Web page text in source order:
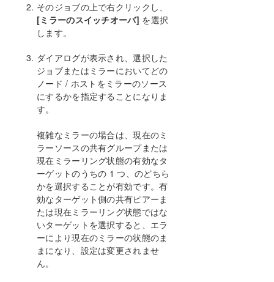
ミラーの設定
ジョブに関連する作業
ジョブ名の変更
ジョブの削除
ジョブの再アサイン
ミラーのスイッチオーバ
共有ボリュームに関連する作業
Windows Server 2012 上での Microsoft iSCSI ター
ゲットと DataKeeper の使用
DataKeeper Notification Icon
AWS エフェメラルストレージ上の DataKeeper イ
ンテントログ
DataKeeper ターゲットスナップショット
SIOS DataKeeper Standard Edition を使用して
Hyper-V 仮想マシンのディザスタリカバリを行う
クラスタリング
そのジョブの上で右クリックし、
[ミラーのスイッチオーバ] を選択
します。
ダイアログが表示され、選択した
ジョブまたはミラーにおいてどの
ノード / ホストをミラーのソース
にするかを指定することになりま
す。
複雑なミラーの場合は、現在のミ
ラーソースの共有グループまたは
現在ミラーリング状態の有効なタ
ーゲットのうちの 1 つ、のどちら
かを選択することが有効です。有
効なターゲット側の共有ピアーま
たは現在ミラーリング状態ではな
いターゲットを選択すると、エラ
ーにより現在のミラーの状態のま
まになり、設定は変更されませ
ん。